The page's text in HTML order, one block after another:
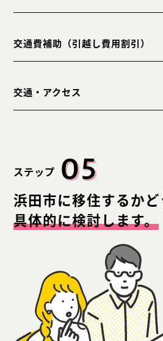
交通費補助 （引越し費用割引）
交通・アクセス
ステップ 05
浜田市に移住するか
具体的に検討します。